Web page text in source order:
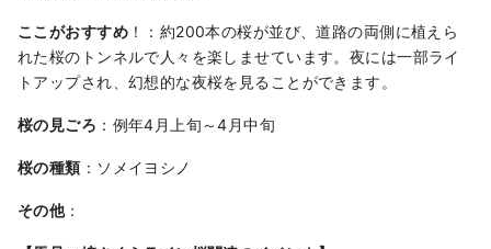
ここがおすすめ！：約200本の桜が並び、道路の両側に植えら
れた桜のトンネルで人々を楽しませています。夜には一部ライ
トアップされ、幻想的な夜桜を見ることができます。
桜の見ごろ ：例年4月上旬～4月中旬
桜の種類 ：ソメイヨシノ
その他：